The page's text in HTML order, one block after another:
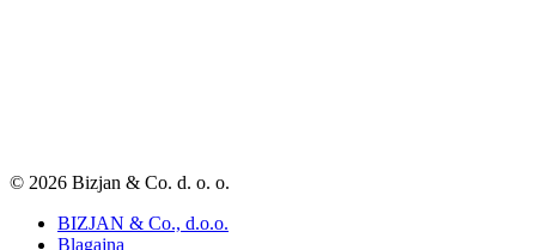
© 2026 Bizjan & Co. d. o. o.
BIZJAN & Co., d.o.o.
Blagajna